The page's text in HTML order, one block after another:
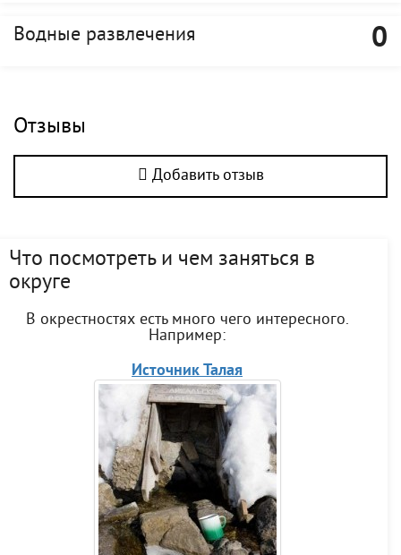
Водные развлечения 0
Отзывы
Добавить отзыв
Что посмотреть и чем заняться в
округе
В окрестностях есть много чего интересного.
Например:
Источник Талая